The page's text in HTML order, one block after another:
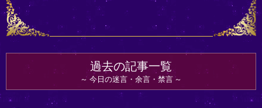
過去の記事一覧
今日の迷言・余言・禁言